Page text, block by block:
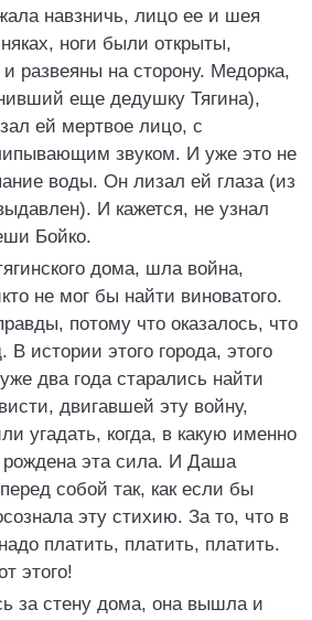
навзничь, лицо ее и шея
ноги были открыты,
развеяны на сторону. Медорка,
еще дедушку Тягина),
ей мертвое лицо, с
звуком. И уже это не
воды. Он лизал ей глаза (из
И кажется, не узнал
Бойко.
дома, шла война,
не мог бы найти виноватого.
потому что оказалось, что
истории этого города, этого
два года старались найти
двигавшей эту войну,
угадать, когда, в какую именно
эта сила. И Даша
собой так, как если бы
эту стихию. За то, что в
платить, платить, платить.
этого!
за стену дома, она вышла и